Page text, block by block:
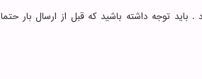
توجه داشته باشید که قبل از ارسال بار حتما